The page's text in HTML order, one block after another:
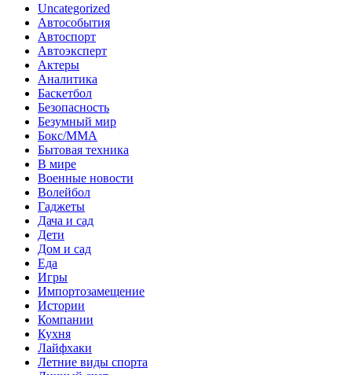
Uncategorized
Автособытия
Автоспорт
Автоэксперт
Актеры
Аналитика
Баскетбол
Безопасность
Безумный мир
Бокс/MMA
Бытовая техника
В мире
Военные новости
Волейбол
Гаджеты
Дача и сад
Дети
Дом и сад
Еда
Игры
Импортозамещение
Истории
Компании
Кухня
Лайфхаки
Летние виды спорта